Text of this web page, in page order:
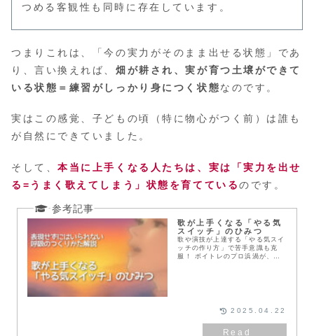
つめる客観性も同時に存在しています。
つまりこれは、「今の実力がそのまま出せる状態」であ
り、言い換えれば、畑が耕され、実が育つ土壌ができて
いる状態＝練習がしっかり身につく状態なのです。
実はこの感覚、子どもの頃（特に物心がつく前）は誰も
が自然にできていました。
そして、本当に上手くなる人たちは、実は「実力を出せ
る=うまく歌えてしまう」状態を育てているのです。
歌が上手くなる「やる気
スイッチ」のひみつ
歌や演技が上達する「やる気スイ
ッチの作り方」で苦手意識も克
服！ ボイトレのプロ浜渦が、歌
2025.04.22